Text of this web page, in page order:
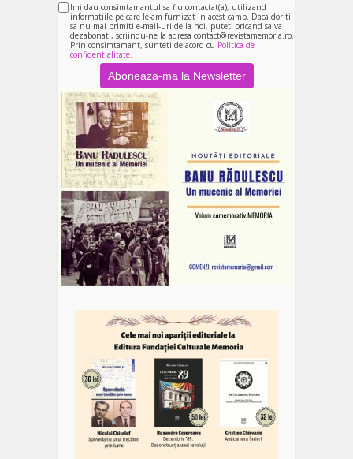
Imi dau consimtamantul sa fiu contactat(a), utilizand
informatiile pe care le-am furnizat in acest camp. Daca doriti
sa nu mai primiti e-mail-uri de la noi, puteti oricand sa va
dezabonati, scriindu-ne la adresa contact@revistamemoria.ro.
Prin consimtamant, sunteti de acord cu Politica de
confidentialitate.